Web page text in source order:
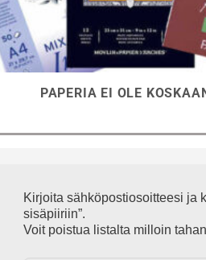
PAPERIA EI OLE
Kirjoita sähköpostiosoitteesi ja
sisäpiiriin”.
Voit poistua listalta milloin